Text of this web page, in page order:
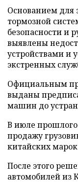
Основанием для
тормозной
безопасности и
выявлены
устройствами и
экстренных
Официальным
выданы
машин до
В июле прошлого
продажу
китайских
После этого
автомобилей из